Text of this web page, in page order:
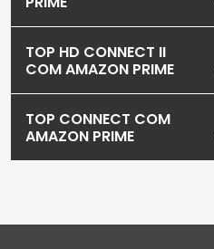
TOP HD CONNECT II
COM AMAZON PRIME
TOP CONNECT COM
AMAZON PRIME